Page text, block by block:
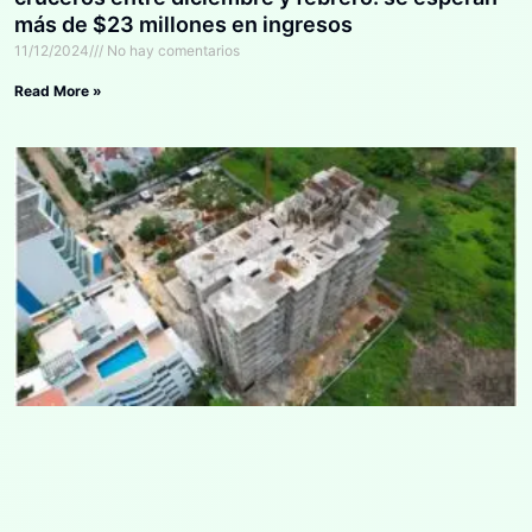
más de $23 millones en ingresos
11/12/2024 No hay comentarios
Read More »